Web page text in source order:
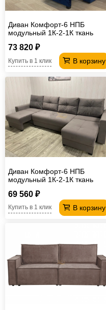
Диван Комфорт-6 НПБ
модульный 1К-2-1К ткань
73 820 ₽
В корзину
Купить в 1 клик
Диван Комфорт-6 НПБ
модульный 1К-2-1К ткань
69 560 ₽
В корзину
Купить в 1 клик